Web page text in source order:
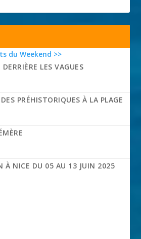
du Weekend >>
LES VAGUES
PRÉHISTORIQUES À LA PLAGE
À NICE DU 05 AU 13 JUIN 2025